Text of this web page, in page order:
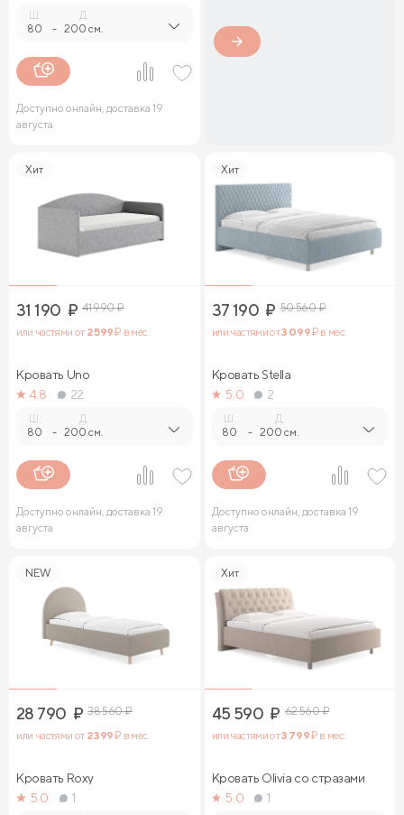
80 -
Д.
200 см.
Доступно онлайн, доставка 19
августа
Хит
31 190 ₽ 41 990₽
или частями от 2 599₽ в мес.
Кровать Uno
4.8
22
80 -
Д.
200 см.
Доступно онлайн, доставка 19
августа
Хит
37 190 ₽ 50 560₽
или частями от3 099₽ в мес.
Кровать Stella
5.0
2
80 -
Д.
200 см.
Доступно онлайн, доставка 19
августа
NEW
28 790 ₽ 38 560₽
или частями от 2 399₽ в мес.
Кровать Roxy
5.0
1
Хит
45 590 ₽ 62 560₽
или частями от3 799₽ в мес.
Кровать Olivia со стразами
5.0
1